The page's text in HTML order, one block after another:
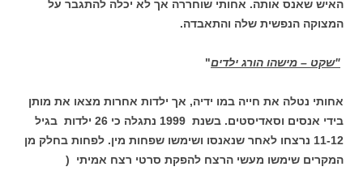
האיש שאנס אותה. אחותי שוחררה אך לא יכלה להתגבר על
המצוקה הנפשית שלה והתאבדה.
"שקט – מישהו הורג ילדים"
אחותי נטלה את חייה במו ידיה, אך ילדות אחרות מצאו את מותן
בידי אנסים וסאדיסטים. בשנת 1999 נתגלה כי 26 ילדות בגיל
11-12 נרצחו לאחר שנאנסו ושימשו שפחות מין. לפחות בחלק מן
המקרים שימשו מעשי הרצח להפקת סרטי רצח אמיתי (